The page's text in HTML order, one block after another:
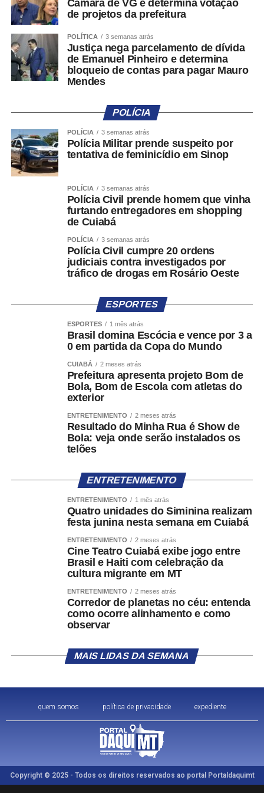
de serviços públicos até a eliminação de preconceitos
que continuam limitando vidas. Mas cada avanço
demonstra que é possível construir uma cidade mais justa
quando escolhemos ouvir quem historicamente foi
invisibilizado.
Celebrar a Lei Brasileira de Inclusão é reconhecer as
uma sociedade verdadeiramente inclusiva é construída
todos os dias, por meio de decisões, atitudes e políticas
públicas que coloquem a dignidade humana acima de
qualquer barreira.
COMENTE ABAIXO:
WhatsApp
Facebook
TwitterMessenger
Câmara de VG e determina votação
de projetos da prefeitura
POLÍTICA 3 semanas atrás
Justiça nega parcelamento de dívida
de Emanuel Pinheiro e determina
bloqueio de contas para pagar Mauro
Mendes
POLÍCIA
POLÍCIA 3 semanas atrás
Polícia Militar prende suspeito por
tentativa de feminicídio em Sinop
POLÍCIA 3 semanas atrás
Polícia Civil prende homem que vinha
furtando entregadores em shopping
de Cuiabá
POLÍCIA 3 semanas atrás
Polícia Civil cumpre 20 ordens
judiciais contra investigados por
tráfico de drogas em Rosário Oeste
ESPORTES
ESPORTES 1 mês atrás
Brasil domina Escócia e vence por 3 a
0 em partida da Copa do Mundo
CUIABÁ 2 meses atrás
Prefeitura apresenta projeto Bom de
Bola, Bom de Escola com atletas do
exterior
ENTRETENIMENTO 2 meses atrás
Resultado do Minha Rua é Show de
Bola: veja onde serão instalados os
telões
ENTRETENIMENTO
ENTRETENIMENTO 1 mês atrás
Quatro unidades do Siminina realizam
festa junina nesta semana em Cuiabá
ENTRETENIMENTO 2 meses atrás
Cine Teatro Cuiabá exibe jogo entre
Brasil e Haiti com celebração da
cultura migrante em MT
ENTRETENIMENTO 2 meses atrás
Corredor de planetas no céu: entenda
como ocorre alinhamento e como
observar
MAIS LIDAS DA SEMANA
quem somos política de privacidade expediente
Copyright © 2025 - Todos os direitos reservados ao portal Portaldaquimt